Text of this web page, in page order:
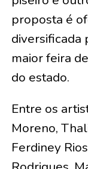
proposta é
diversificada
maior feira
do estado.
Entre os
Moreno,
Ferdiney